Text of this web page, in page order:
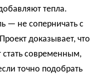
тепла.
— не соперничать с
доказывает, что
современным,
точно подобрать